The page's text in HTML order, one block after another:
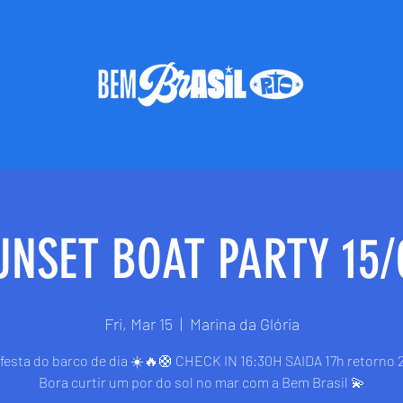
BOAT PARTY
Fri, Mar 15
  |
Marina da Glória
do barco de dia ☀️🔥🛟 CHECK IN 16:30H SAIDA 17h retorno
Bora curtir um por do sol no mar com a Bem Brasil 💫